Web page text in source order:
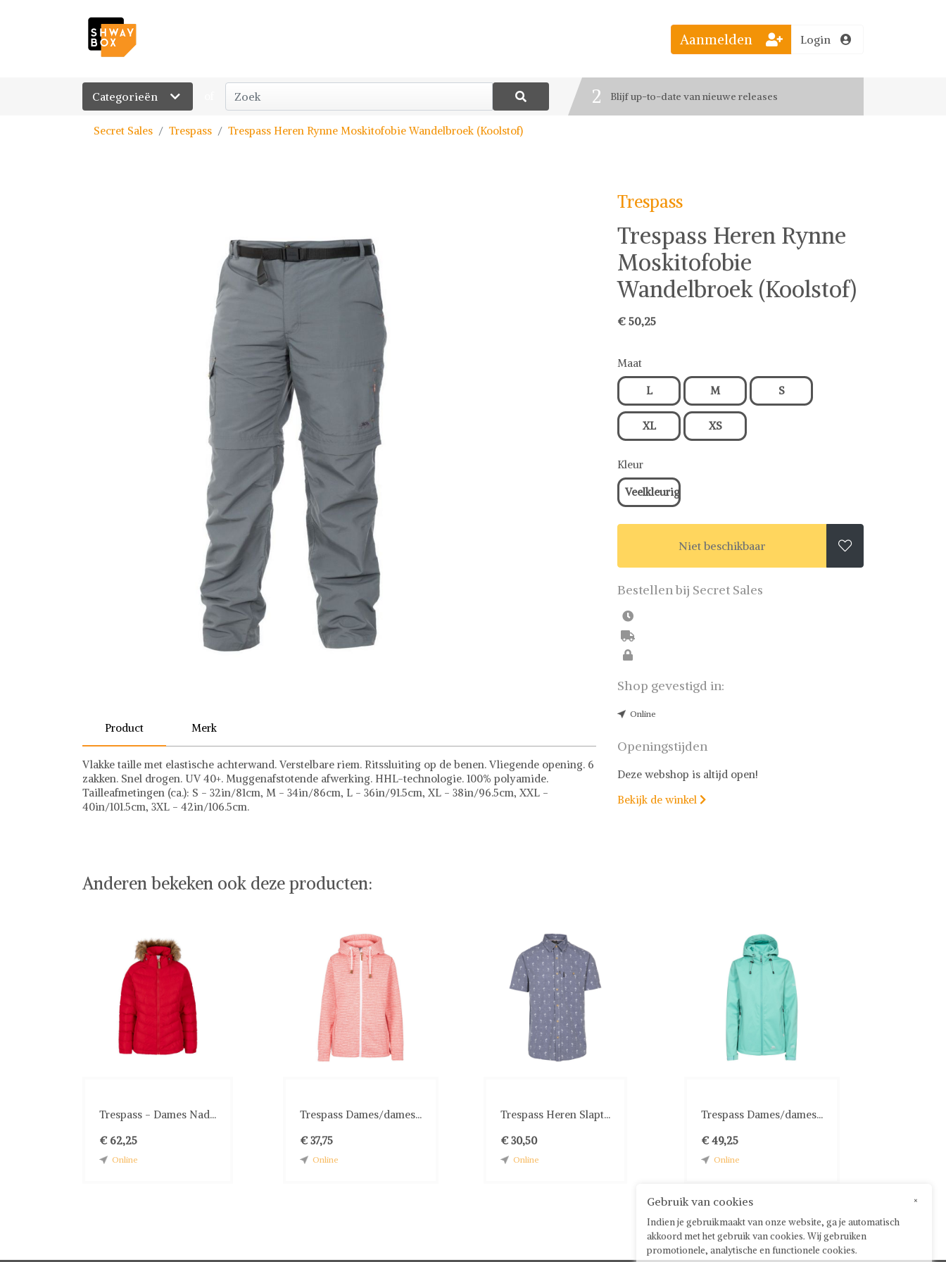
Categorieën
Bestel jouw favoriete looks
2 Blijf up-to-date van nieuwe releases
Aanmelden Login
Secret Sales Trespass Trespass Heren Rynne Moskitofobie Wandelbroek (Koolstof)
Product Merk
Vlakke taille met elastische achterwand. Verstelbare riem. Ritssluiting op de benen. Vliegende opening. 6
zakken. Snel drogen. UV 40+. Muggenafstotende afwerking. HHL-technologie. 100% polyamide.
Tailleafmetingen (ca.): S - 32in/81cm, M - 34in/86cm, L - 36in/91.5cm, XL - 38in/96.5cm, XXL -
40in/101.5cm, 3XL - 42in/106.5cm.
Trespass
Trespass Heren Rynne
Moskitofobie
Wandelbroek (Koolstof)
€ 50,25
Maat
L M S
XL XS
Kleur
Veelkleurig
Niet beschikbaar 
Bestellen bij Secret Sales
Shop gevestigd in:
Online
Openingstijden
Deze webshop is altijd open!
Bekijk de winkel 
Anderen bekeken ook deze producten:
Trespass - Dames Nad...
€ 62,25
Online
Trespass Dames/dames...
€ 37,75
Online
Trespass Heren Slapt...
€ 30,50
Online
Trespass Dames/dames...
€ 49,25
Online
×
Gebruik van cookies
Indien je gebruikmaakt van onze website, ga je automatisch
akkoord met het gebruik van cookies. Wij gebruiken
promotionele, analytische en functionele cookies.